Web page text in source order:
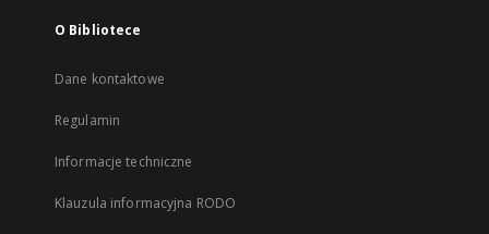
O Bibliotece
Dane kontaktowe
Regulamin
Informacje techniczne
Klauzula informacyjna RODO